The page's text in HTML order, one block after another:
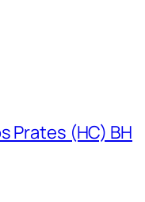
Prates (HC) BH